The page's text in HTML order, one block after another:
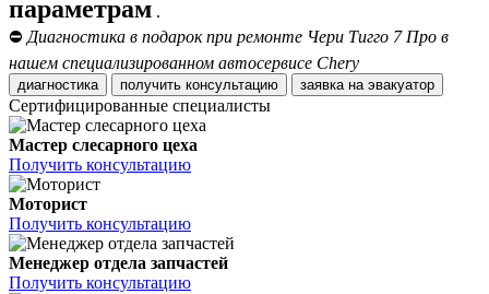
параметрам .
⛔ Диагностика в подарок при ремонте Чери Тигго 7 Про в
нашем специализированном автосервисе Chery
диагностика получить консультацию заявка на эвакуатор
Сертифицированные специалисты
Мастер слесарного цеха
Получить консультацию
Моторист
Получить консультацию
Менеджер отдела запчастей
Получить консультацию